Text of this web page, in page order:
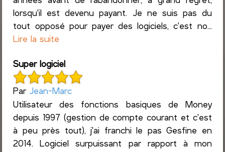
lorsqu'il est devenu payant. Je ne suis pas du
tout opposé pour payer des logiciels, c'est no...
Lire la suite
Super logiciel
Par Jean-Marc
Utilisateur des fonctions basiques de Money
depuis 1997 (gestion de compte courant et c'est
à peu près tout), j'ai franchi le pas Gesfine en
2014. Logiciel surpuissant par rapport à mon